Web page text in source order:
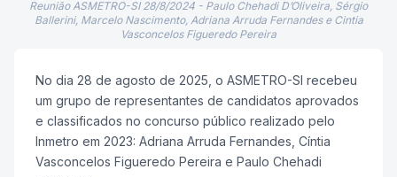
Reunião ASMETRO-SI 28/8/2024 - Paulo Chehadi D’Oliveira, Sérgio
Ballerini, Marcelo Nascimento, Adriana Arruda Fernandes e Cintia
Vasconcelos Figueredo Pereira
No dia 28 de agosto de 2025, o ASMETRO-SI recebeu
um grupo de representantes de candidatos aprovados
e classificados no concurso público realizado pelo
Inmetro em 2023: Adriana Arruda Fernandes, Cíntia
Vasconcelos Figueredo Pereira e Paulo Chehadi